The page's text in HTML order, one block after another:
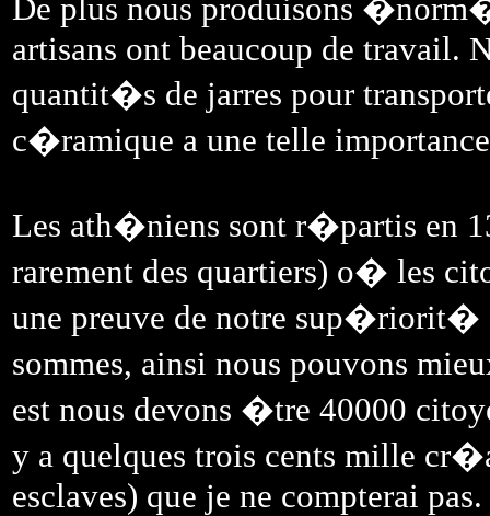
De plus nous produisons
artisans ont beaucoup de travail.
quantit�s de jarres pour
c�ramique a une telle
Les ath�niens sont r�partis en
rarement des quartiers) o� les
une preuve de notre sup�riorit�
sommes, ainsi nous pouvons
est nous devons �tre 40000
y a quelques trois cents mille
esclaves) que je ne compterai pas.